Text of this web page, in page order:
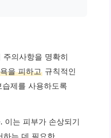
의사항을 명확히
을 피하고 규칙적인
제를 사용하도록
이는 피부가 손상되기
하는 데 필요한